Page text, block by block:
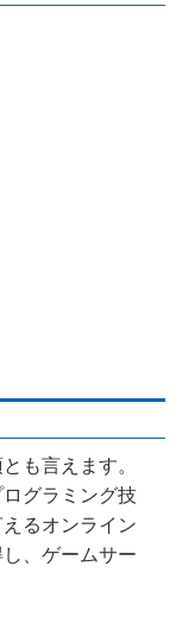
も言えます。
グラミング技
るオンライン
、ゲームサー